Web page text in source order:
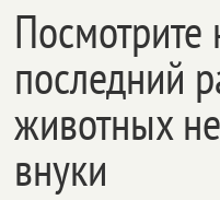
Посмотрите
последний
животных
внуки